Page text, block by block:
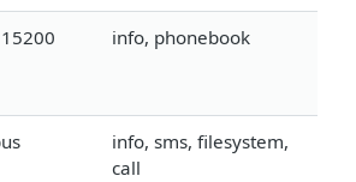
info, phonebook
info, sms, filesystem,
call